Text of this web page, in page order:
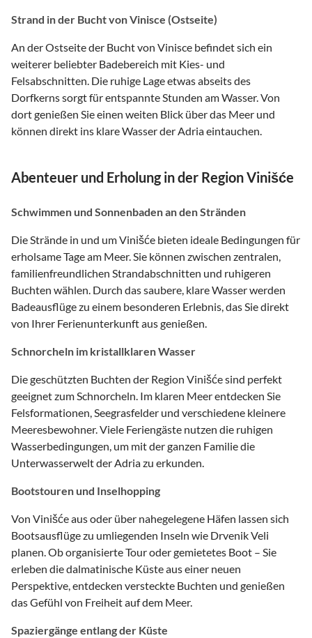
Strand in der Bucht von Vinisce (Ostseite)
An der Ostseite der Bucht von Vinisce befindet sich ein
weiterer beliebter Badebereich mit Kies- und
Felsabschnitten. Die ruhige Lage etwas abseits des
Dorfkerns sorgt für entspannte Stunden am Wasser. Von
dort genießen Sie einen weiten Blick über das Meer und
können direkt ins klare Wasser der Adria eintauchen.
Abenteuer und Erholung in der Region Vinišće
Schwimmen und Sonnenbaden an den Stränden
Die Strände in und um Vinišće bieten ideale Bedingungen für
erholsame Tage am Meer. Sie können zwischen zentralen,
familienfreundlichen Strandabschnitten und ruhigeren
Buchten wählen. Durch das saubere, klare Wasser werden
Badeausflüge zu einem besonderen Erlebnis, das Sie direkt
von Ihrer Ferienunterkunft aus genießen.
Schnorcheln im kristallklaren Wasser
Die geschützten Buchten der Region Vinišće sind perfekt
geeignet zum Schnorcheln. Im klaren Meer entdecken Sie
Felsformationen, Seegrasfelder und verschiedene kleinere
Meeresbewohner. Viele Feriengäste nutzen die ruhigen
Wasserbedingungen, um mit der ganzen Familie die
Unterwasserwelt der Adria zu erkunden.
Bootstouren und Inselhopping
Von Vinišće aus oder über nahegelegene Häfen lassen sich
Bootsausflüge zu umliegenden Inseln wie Drvenik Veli
planen. Ob organisierte Tour oder gemietetes Boot – Sie
erleben die dalmatinische Küste aus einer neuen
Perspektive, entdecken versteckte Buchten und genießen
das Gefühl von Freiheit auf dem Meer.
Spaziergänge entlang der Küste